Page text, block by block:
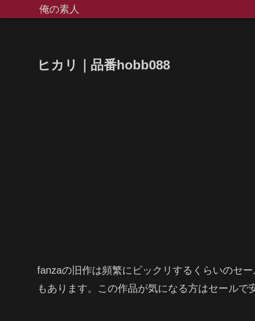
俺の素人
ヒカリ｜品番hobb088
fanzaの旧作は頻繁にビックリするくらいのセ
もあります。この作品が気になる方はセールで